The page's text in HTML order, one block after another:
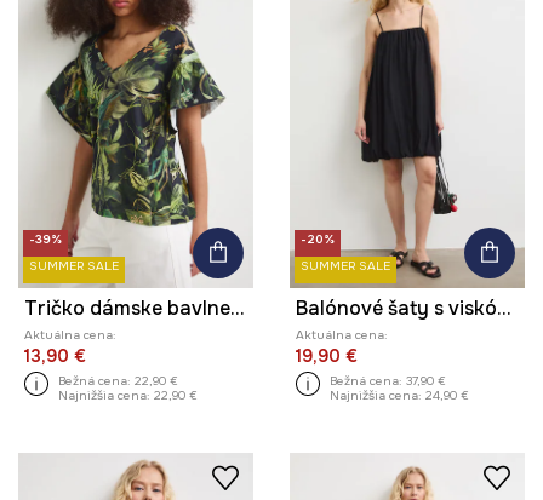
-39%
SUMMER SALE
Tričko dámske bavlnené s elastanom s rastlinným motívom
Aktuálna cena:
13,90 €
Bežná cena: 22,90 €
Najnižšia cena: 22,90 €
-20%
SUMMER SALE
Balónové šaty s viskózou hladké
Aktuálna cena:
19,90 €
Bežná cena: 37,90 €
Najnižšia cena: 24,90 €